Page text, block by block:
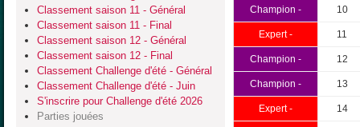
Classement saison 11 - Général
Classement saison 11 - Final
Classement saison 12 - Général
Classement saison 12 - Final
Classement Challenge d'été - Général
Classement Challenge d'été - Juin
S'inscrire pour Challenge d'été 2026
Parties jouées
Champion - 10
Expert - 11
Champion - 12
Champion - 13
Expert - 14